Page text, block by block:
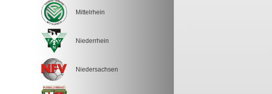
Mittelrhein
Niederrhein
Niedersachsen